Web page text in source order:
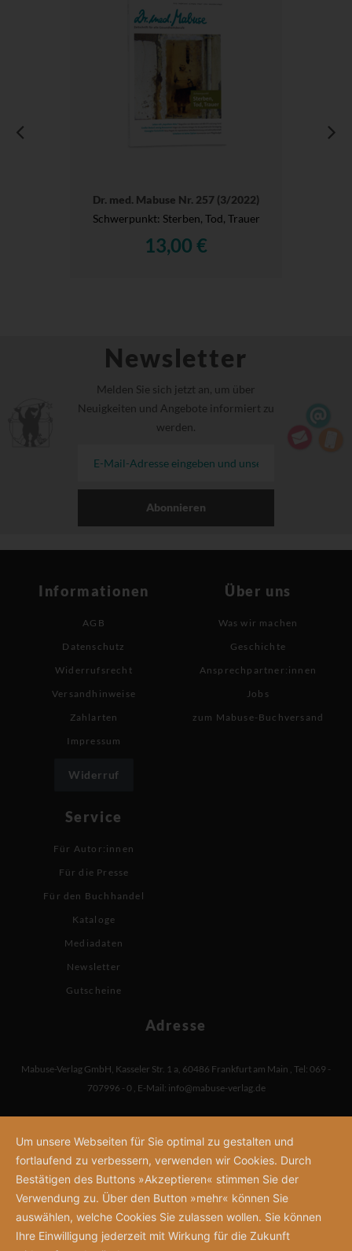
Dr. med. Mabuse Nr. 257 (3/2022)
Schwerpunkt: Sterben, Tod, Trauer
13,00 €
Newsletter
Melden Sie sich jetzt an, um über
Neuigkeiten und Angebote informiert zu
werden.
Abonnieren
Informationen
AGB
Datenschutz
Widerrufsrecht
Versandhinweise
Zahlarten
Impressum
Widerruf
Über uns
Was wir machen
Geschichte
Ansprechpartner:innen
Jobs
zum Mabuse-Buchversand
Service
Für Autor:innen
Für die Presse
Für den Buchhandel
Kataloge
Mediadaten
Newsletter
Gutscheine
Adresse
Mabuse-Verlag GmbH Kasseler Str. 1 a 60486 Frankfurt am Main Tel: 069 -
707996 - 0 E-Mail: info@mabuse-verlag.de
Um unsere Webseiten für Sie optimal zu gestalten und
fortlaufend zu verbessern, verwenden wir Cookies. Durch
Bestätigen des Buttons »Akzeptieren« stimmen Sie der
Verwendung zu. Über den Button »mehr« können Sie
auswählen, welche Cookies Sie zulassen wollen. Sie können
Ihre Einwilligung jederzeit mit Wirkung für die Zukunft